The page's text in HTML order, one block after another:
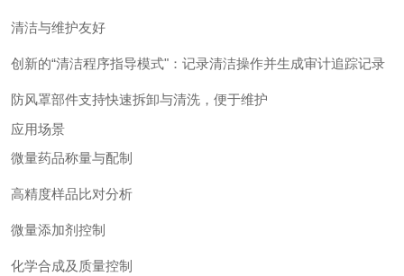
清洁与维护友好
创新的“清洁程序指导模式"：记录清洁操作并生成审计追踪记录
防风罩部件支持快速拆卸与清洗，便于维护
应用场景
微量药品称量与配制
高精度样品比对分析
微量添加剂控制
化学合成及质量控制